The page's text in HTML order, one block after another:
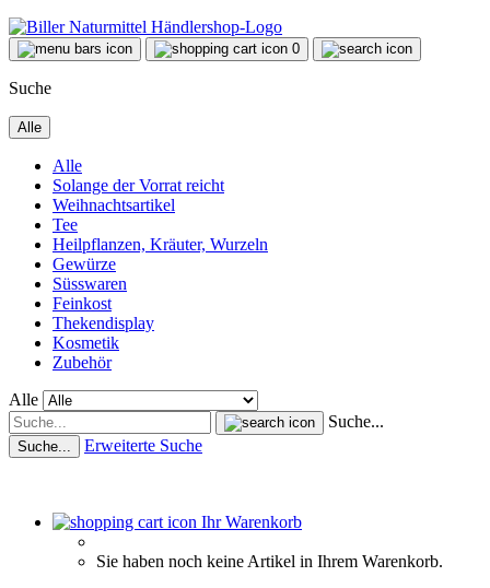
0
Suche
Alle
Alle
Solange der Vorrat reicht
Weihnachtsartikel
Tee
Heilpflanzen, Kräuter, Wurzeln
Gewürze
Süsswaren
Feinkost
Thekendisplay
Kosmetik
Zubehör
Alle
Suche...
Suche... Erweiterte Suche
Ihr Warenkorb
Sie haben noch keine Artikel in Ihrem Warenkorb.